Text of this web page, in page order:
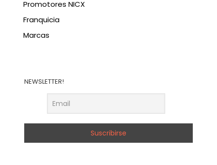
Promotores NICX
Franquicia
Marcas
NEWSLETTER!